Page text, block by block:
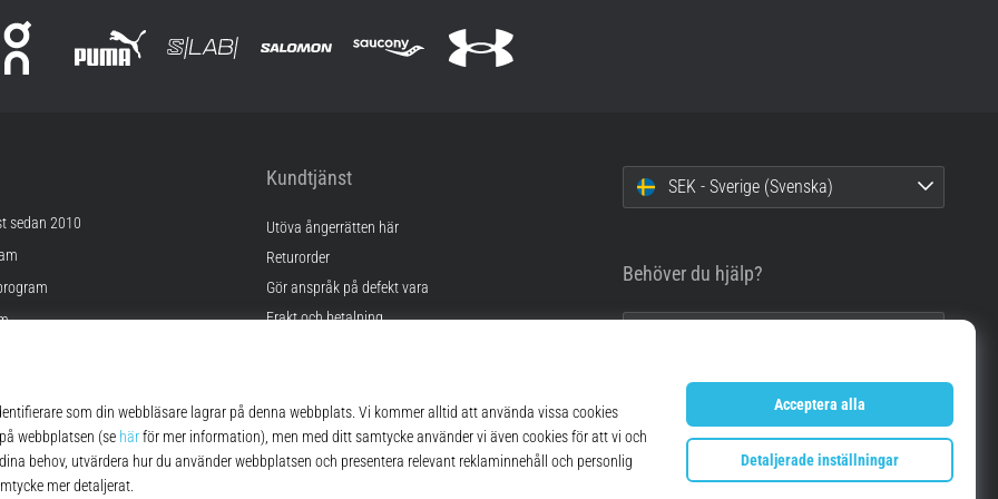
sedan 2010
Kundtjänst
Utöva ångerrätten här
Returorder
Gör anspråk på defekt vara
Frakt och betalning
FAQ
Sekretesspolicy
SEK - Sverige (Svenska)
Behöver du hjälp?